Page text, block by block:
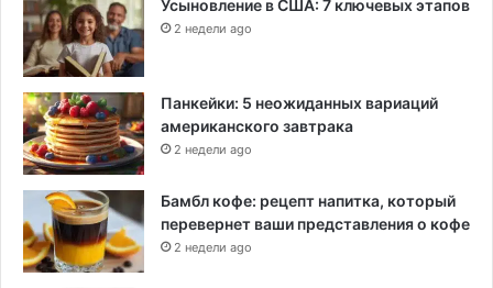
Усыновление в США: 7 ключевых этапов
2 недели ago
Панкейки: 5 неожиданных вариаций
американского завтрака
2 недели ago
Бамбл кофе: рецепт напитка, который
перевернет ваши представления о кофе
2 недели ago